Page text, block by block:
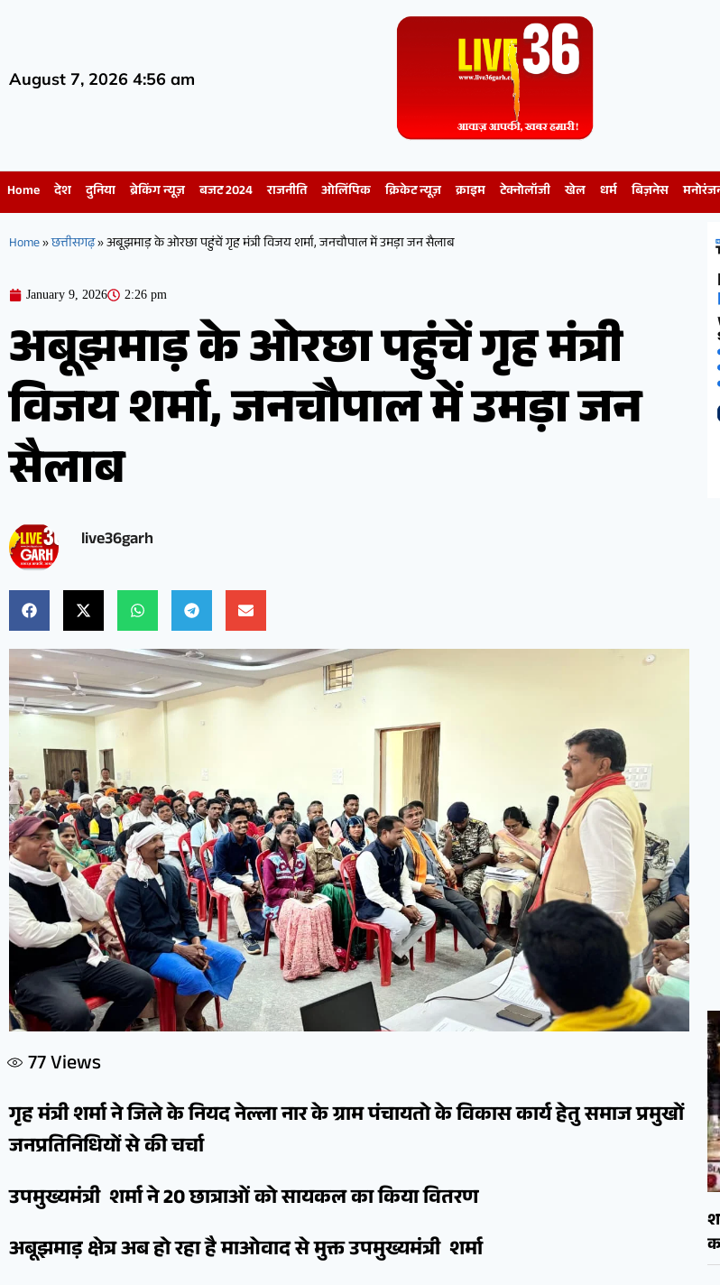
August 7, 2026 4:56 am
Home देश दुनिया ब्रेकिंग न्यूज़ बजट 2024 राजनीति ओलिंपिक क्रिकेट न्यूज़ क्राइम टेक्नोलॉजी खेल धर्म बिज़नेस
Home»छत्तीसगढ़»अबूझमाड़ के ओरछा पहुंचें गृह मंत्री विजय शर्मा, जनचौपाल में उमड़ा जन सैलाब
January 9, 2026 2:26 pm
अबूझमाड़ के ओरछा पहुंचें गृह मंत्री
विजय शर्मा, जनचौपाल में उमड़ा जन
सैलाब
live36garh
77Views
गृह मंत्री शर्मा ने जिले के नियद नेल्ला नार के ग्राम पंचायतो के विकास कार्य हेतु समाज प्रमुखों
जनप्रतिनिधियों से की चर्चा
उपमुख्यमंत्री शर्मा ने 20 छात्राओं को सायकल का किया वितरण
अबूझमाड़ क्षेत्र अब हो रहा है माओवाद से मुक्त उपमुख्यमंत्री शर्मा